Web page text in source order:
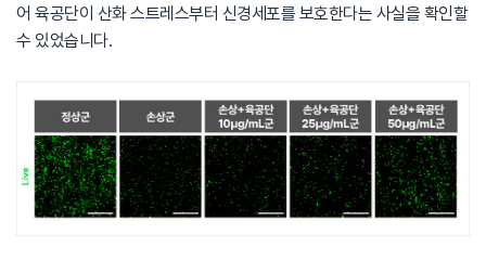
어 육공단이 산화 스트레스부터 신경세포를 보호한다는 사실을 확인할
수 있었습니다.